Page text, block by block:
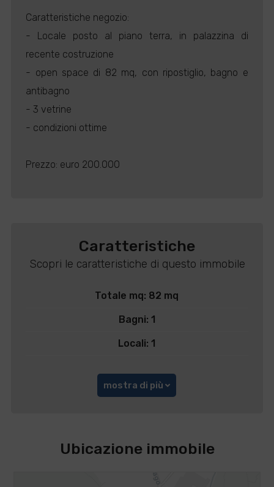
Caratteristiche negozio:
- Locale posto al piano terra, in palazzina di
recente costruzione
- open space di 82 mq, con ripostiglio, bagno e
antibagno
- 3 vetrine
- condizioni ottime
Prezzo: euro 200.000
Caratteristiche
Scopri le caratteristiche di questo immobile
Totale mq: 82 mq
Bagni: 1
Locali: 1
mostra di più
Ubicazione immobile